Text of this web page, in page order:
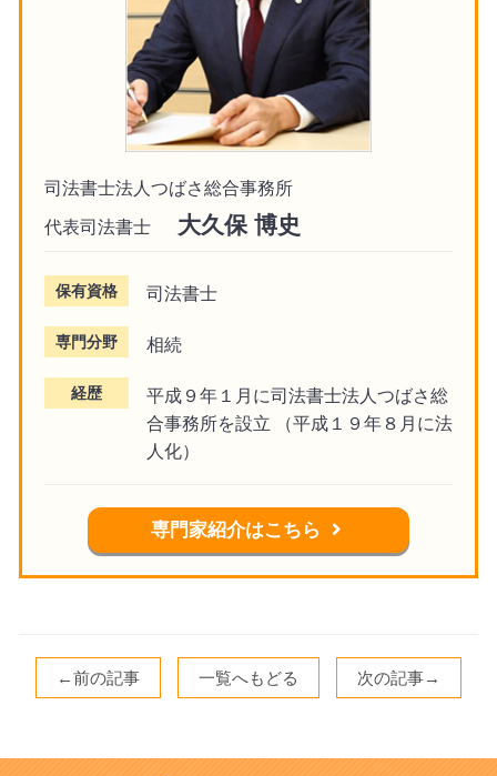
司法書士法人つばさ総合事務所
代表司法書士
大久保 博史
保有資格 司法書士
専門分野 相続
経歴
平成９年１月に司法書士法人つばさ総
合事務所を設立 （平成１９年８月に法
人化）
専門家紹介はこちら
←前の記事 一覧へもどる 次の記事→